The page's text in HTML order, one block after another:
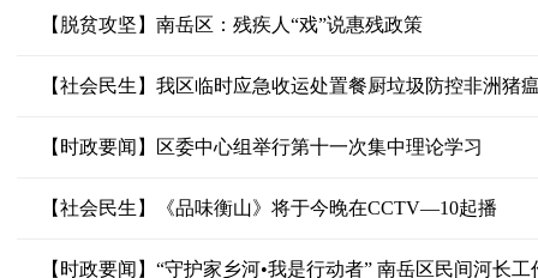
【脱贫攻坚】南岳区：残疾人“戏”说惠残政策
【社会民生】我区临时应急收运处置餐厨垃圾防控非洲猪
【时政要闻】区委中心组举行第十一次集中理论学习
【社会民生】《品味衡山》将于今晚在CCTV—10起播
【时政要闻】“守护家乡河•我是行动者” 南岳区民间河长工